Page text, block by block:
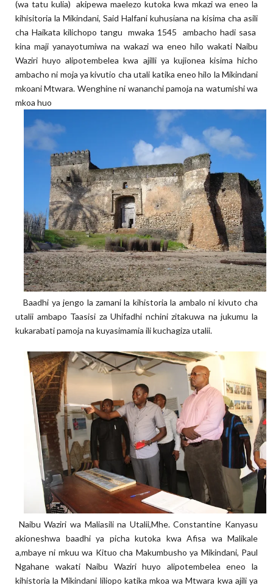
(wa tatu kulia) akipewa maelezo kutoka kwa mkazi wa eneo la
kihisitoria la Mikindani, Said Halfani kuhusiana na kisima cha asili
cha Haikata kilichopo tangu mwaka 1545 ambacho hadi sasa
kina maji yanayotumiwa na wakazi wa eneo hilo wakati Naibu
Waziri huyo alipotembelea kwa ajilli ya kujionea kisima hicho
ambacho ni moja ya kivutio cha utali katika eneo hilo la Mikindani
mkoani Mtwara. Wenghine ni wananchi pamoja na watumishi wa
mkoa huo
Baadhi ya jengo la zamani la kihistoria la ambalo ni kivuto cha
utalii ambapo Taasisi za Uhifadhi nchini zitakuwa na jukumu la
kukarabati pamoja na kuyasimamia ili kuchagiza utalii.
Naibu Waziri wa Maliasili na Utalii,Mhe. Constantine Kanyasu
akioneshwa baadhi ya picha kutoka kwa Afisa wa Malikale
a,mbaye ni mkuu wa Kituo cha Makumbusho ya Mikindani, Paul
Ngahane wakati Naibu Waziri huyo alipotembelea eneo la
kihistoria la Mikindani liliopo katika mkoa wa Mtwara kwa ajili ya